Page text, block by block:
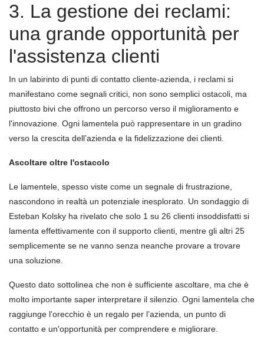
3. La gestione dei reclami:
una grande opportunità per
l'assistenza clienti
In un labirinto di punti di contatto cliente-azienda, i reclami si
manifestano come segnali critici, non sono semplici ostacoli, ma
piuttosto bivi che offrono un percorso verso il miglioramento e
l'innovazione. Ogni lamentela può rappresentare in un gradino
verso la crescita dell’azienda e la fidelizzazione dei clienti.
Ascoltare oltre l'ostacolo
Le lamentele, spesso viste come un segnale di frustrazione,
nascondono in realtà un potenziale inesplorato. Un sondaggio di
Esteban Kolsky ha rivelato che solo 1 su 26 clienti insoddisfatti si
lamenta effettivamente con il supporto clienti, mentre gli altri 25
semplicemente se ne vanno senza neanche provare a trovare
una soluzione.
Questo dato sottolinea che non è sufficiente ascoltare, ma che è
molto importante saper interpretare il silenzio. Ogni lamentela che
raggiunge l'orecchio è un regalo per l’azienda, un punto di
contatto e un'opportunità per comprendere e migliorare.